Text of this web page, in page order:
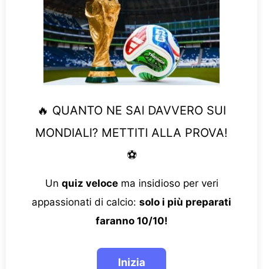
🔥 QUANTO NE SAI DAVVERO SUI
MONDIALI? METTITI ALLA PROVA!
⚽
Un quiz velocema insidioso per veri
appassionati di calcio: solo i più preparati
faranno 10/10!